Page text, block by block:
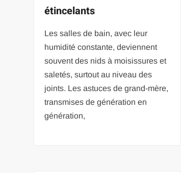
étincelants
Les salles de bain, avec leur
humidité constante, deviennent
souvent des nids à moisissures et
saletés, surtout au niveau des
joints. Les astuces de grand-mère,
transmises de génération en
génération,